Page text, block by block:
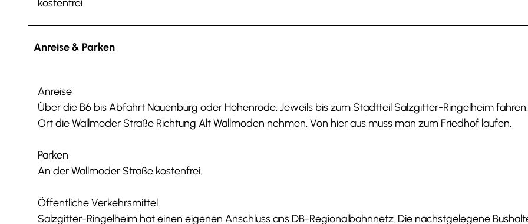
kostenfrei
Anreise & Parken
Anreise
Über die B6 bis Abfahrt Nauenburg oder Hohenrode. Jeweils bis zum Stadtteil Salzgitter-Ringelheim
Ort die Wallmoder Straße Richtung Alt Wallmoden nehmen. Von hier aus muss man zum Friedhof laufen.
Parken
An der Wallmoder Straße kostenfrei.
Öffentliche Verkehrsmittel
Salzgitter-Ringelheim hat einen eigenen Anschluss ans DB-Regionalbahnnetz. Die nächstgelegene